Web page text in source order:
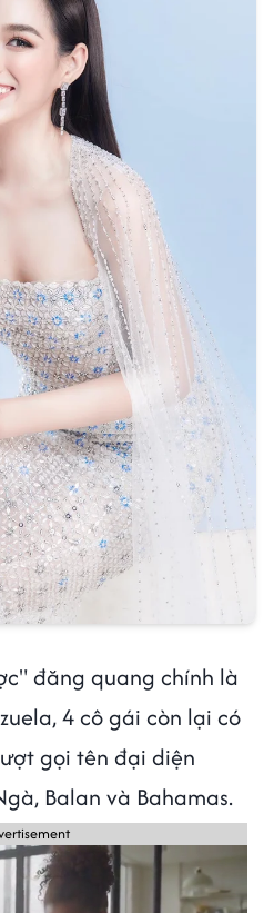
đăng quang chính là
4 cô gái còn lại có
gọi tên đại diện
Balan và Bahamas.